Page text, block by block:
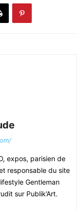
expos, parisien de
responsable du site
Gentleman
sur Publik’Art.